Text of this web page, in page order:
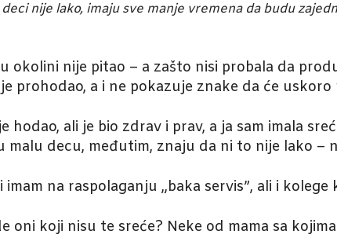
nije lako, imaju sve manje vremena da budu
okolini nije pitao – a zašto nisi probala da
prohodao, a i ne pokazuje znake da će
hodao, ali je bio zdrav i prav, a ja sam imala
malu decu, međutim, znaju da ni to nije lako –
imam na raspolaganju „baka servis”, ali i
oni koji nisu te sreće? Neke od mama sa